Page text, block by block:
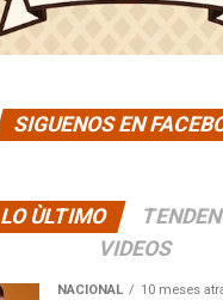
SIGUENOS EN
LO ÙLTIMO
VIDEOS
NACIONAL 10 meses